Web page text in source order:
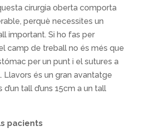
cirurgia oberta comporta
perquè necessites un
important. Si ho fas per
camp de treball no és més que
per un punt i el sutures a
Llavors és un gran avantatge
tall d’uns 15cm a un tall
pacients